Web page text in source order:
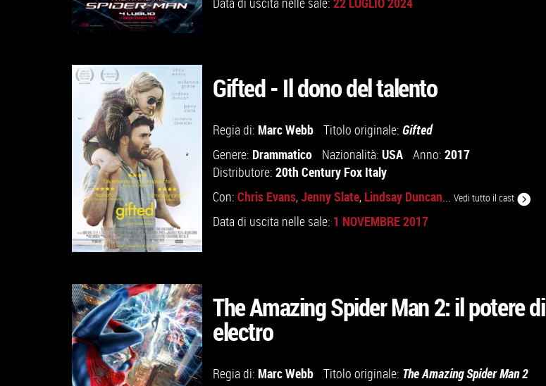
GUARDA IL TRAILER
VAI ALLA SCHEDA
Data di uscita nelle sale:
GUARDA IL TRAILER
VAI ALLA SCHEDA
Gifted - Il dono del talento
Regia di: Marc Webb Titolo originale: Gifted
Genere: Drammatico Nazionalità: USA Anno: 2017
Distributore: 20th Century Fox Italy
Con: Chris Evans,Jenny Slate, Lindsay Duncan... Vedi tutto il cast
Data di uscita nelle sale: 1 NOVEMBRE 2017
The Amazing Spider Man 2: il potere di
electro
Regia di: Marc Webb Titolo originale: The Amazing Spider Man 2